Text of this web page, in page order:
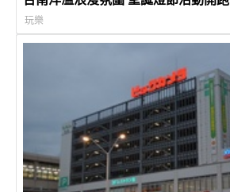
玩樂